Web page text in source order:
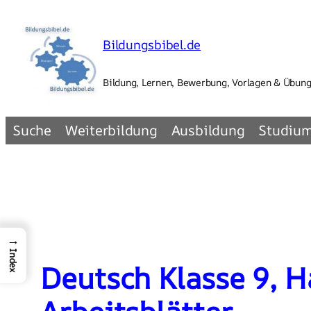
Inhalt
springen
Bildungsbibel.de
Bildung, Lernen, Bewerbung, Vorlagen &
Suche Weiterbildung Ausbildung
Deutsch Klasse 9,
→
Index